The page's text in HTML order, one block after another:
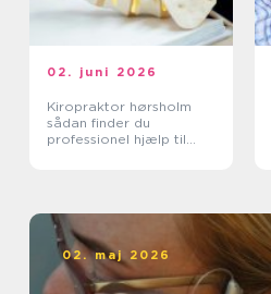
02. juni 2026
Kiropraktor hørsholm
sådan finder du
professionel hjælp til
02. maj 2026